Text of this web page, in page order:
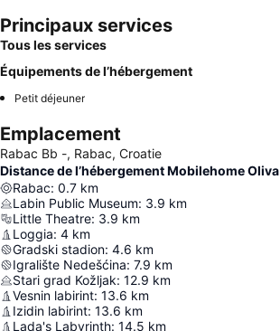
Principaux services
Tous les services
Équipements de l’hébergement
Petit déjeuner
Emplacement
Rabac Bb -, Rabac, Croatie
Distance de l’hébergement Mobilehome Oliva
Rabac: 0.7 km
Labin Public Museum: 3.9 km
Little Theatre: 3.9 km
Loggia: 4 km
Gradski stadion: 4.6 km
Igralište Nedešćina: 7.9 km
Stari grad Kožljak: 12.9 km
Vesnin labirint: 13.6 km
Izidin labirint: 13.6 km
Lada's Labyrinth: 14.5 km